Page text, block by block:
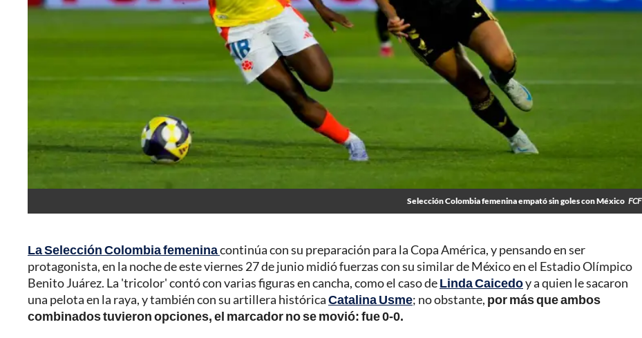
Selección Colombia femenina empató sin goles con México FCF
La Selección Colombia femeninacontinúa con su preparación para la Copa América, y pensando en ser
protagonista, en la noche de este viernes 27 de junio midió fuerzas con su similar de México en el Estadio Olímpico
Benito Juárez. La 'tricolor' contó con varias figuras en cancha, como el caso deLinda Caicedoy a quien le sacaron
una pelota en la raya, y también con su artillera históricaCatalina Usme; no obstante, por más que ambos
combinados tuvieron opciones, el marcador no se movió: fue 0-0.